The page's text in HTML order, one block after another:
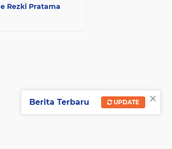
Rezki Pratama
×
Berita Terbaru UPDATE